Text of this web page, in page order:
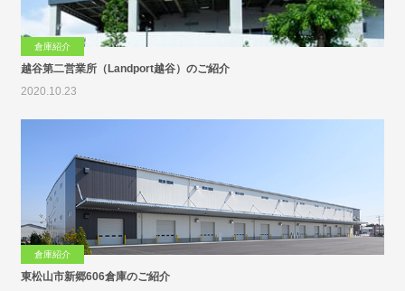
倉庫紹介
越谷第二営業所（Landport越谷）のご紹介
2020.10.23
倉庫紹介
東松山市新郷606倉庫のご紹介